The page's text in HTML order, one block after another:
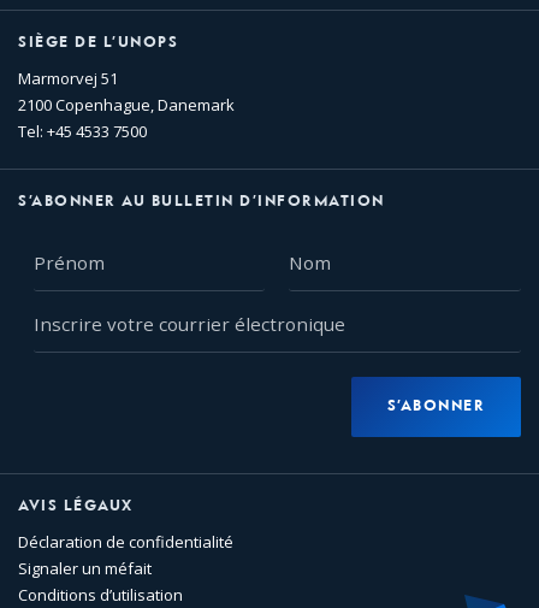
SIÈGE DE L’UNOPS
Marmorvej 51
2100 Copenhague, Danemark
Tel: +45 4533 7500
S’ABONNER AU BULLETIN D’INFORMATION
votre
S’ABONNER
AVIS LÉGAUX
Déclaration de confidentialité
Signaler un méfait
Conditions d’utilisation